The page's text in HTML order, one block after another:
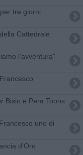
tre giorni
Cattedrale
l'avventura"
Bisio e Pera Toons
uno di
d'Oro